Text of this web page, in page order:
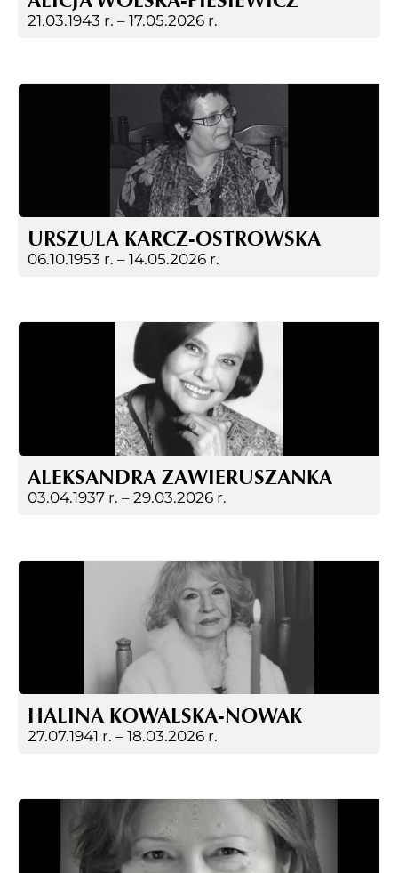
21.03.1943 r. – 17.05.2026 r.
URSZULA KARCZ-OSTROWSKA
06.10.1953 r. – 14.05.2026 r.
ALEKSANDRA ZAWIERUSZANKA
03.04.1937 r. – 29.03.2026 r.
HALINA KOWALSKA-NOWAK
27.07.1941 r. – 18.03.2026 r.